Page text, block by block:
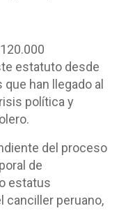
estatuto desde
han llegado al
política y
del proceso
de
estatus
canciller peruano,